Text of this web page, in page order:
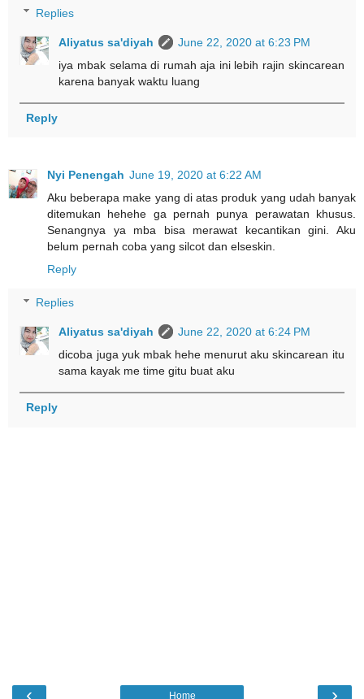
Replies
Aliyatus sa'diyah
June 22, 2020 at 6:23 PM
iya mbak selama di rumah aja ini lebih rajin skincarean
karena banyak waktu luang
Reply
Nyi Penengah June 19, 2020 at 6:22 AM
Aku beberapa make yang di atas produk yang udah banyak
ditemukan hehehe ga pernah punya perawatan khusus.
Senangnya ya mba bisa merawat kecantikan gini. Aku
belum pernah coba yang silcot dan elseskin.
Reply
Replies
Aliyatus sa'diyah
June 22, 2020 at 6:24 PM
dicoba juga yuk mbak hehe menurut aku skincarean itu
sama kayak me time gitu buat aku
Reply
Home